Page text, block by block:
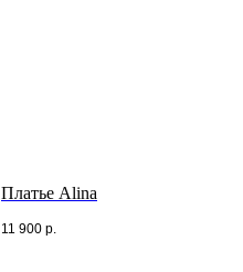
Платье Alina
11 900 р.